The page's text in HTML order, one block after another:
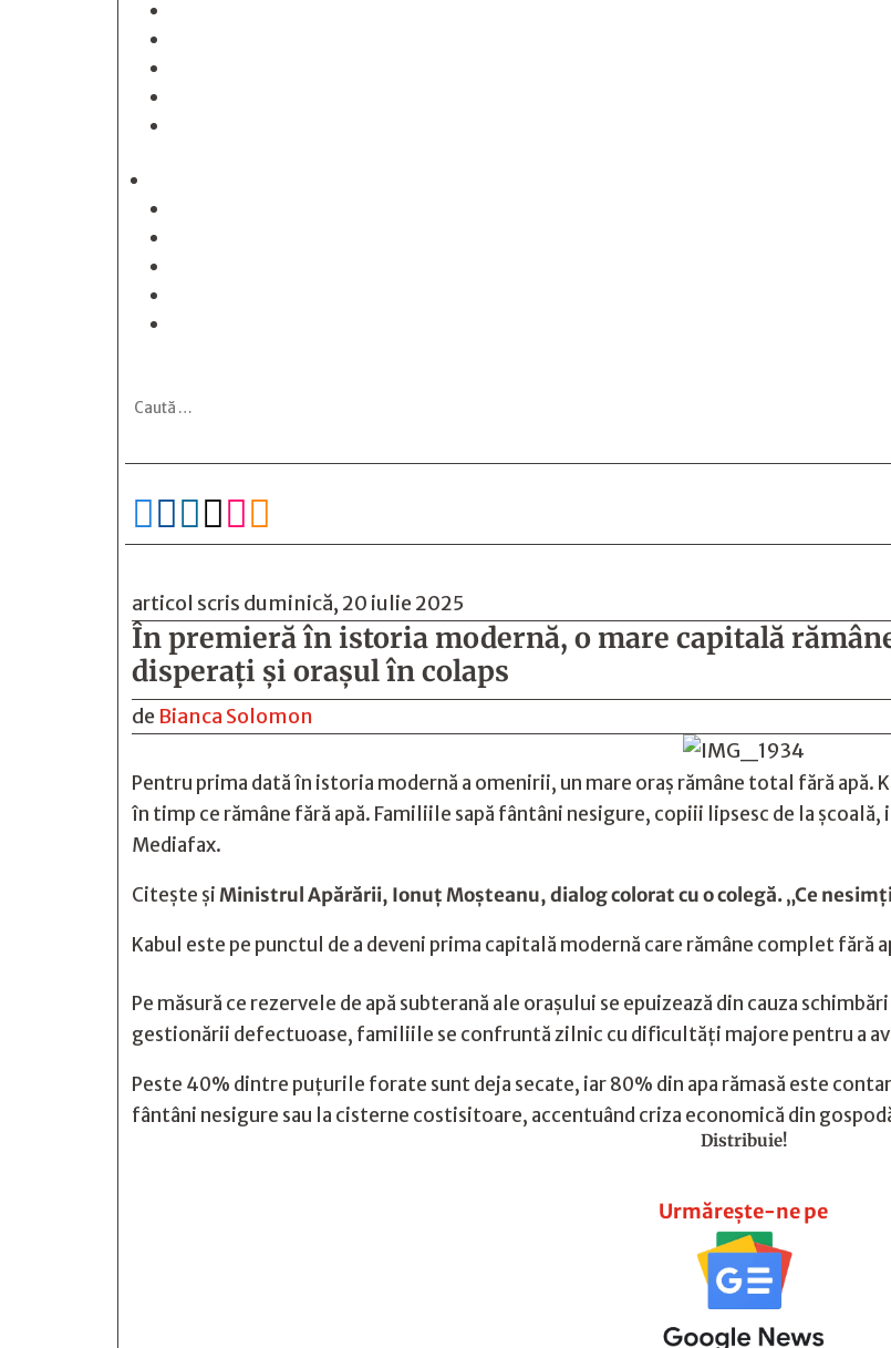

articol scris duminică, 20 iulie 2025
În premieră în istoria modernă, o mare capitală
disperați și orașul în colaps
de Bianca Solomon
Pentru prima dată în istoria modernă a omenirii, un mare oraș rămâne total fără apă.
în timp ce rămâne fără apă. Familiile sapă fântâni nesigure, copiii lipsesc de la
Mediafax.
Citește șiMinistrul Apărării, Ionuț Moșteanu, dialog colorat cu o colegă. „Ce
Kabul este pe punctul de a deveni prima capitală modernă care rămâne complet fără
Pe măsură ce rezervele de apă subterană ale orașului se epuizează din cauza
gestionării defectuoase, familiile se confruntă zilnic cu dificultăți majore pentru a
Peste 40% dintre puțurile forate sunt deja secate, iar 80% din apa rămasă este
fântâni nesigure sau la cisterne costisitoare, accentuând criza economică din
Distribuie!
Urmărește-ne pe